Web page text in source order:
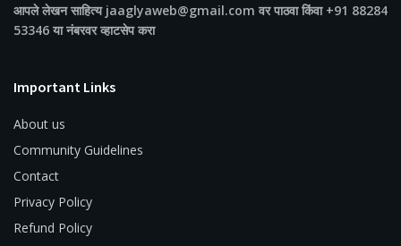
आपले लेखन साहित्य jaaglyaweb@gmail.com वर पाठवा किंवा +91 88284
53346 या नंबरवर व्हाटसेप करा
Important Links
About us
Community Guidelines
Contact
Privacy Policy
Refund Policy